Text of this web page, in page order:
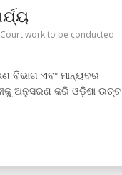
work to be conducted
ବିଭାଗ ଏବଂ ମାନ୍ୟବର
ଅନୁସରଣ କରି ଓଡ଼ିଶା ଉଚ୍ଚ